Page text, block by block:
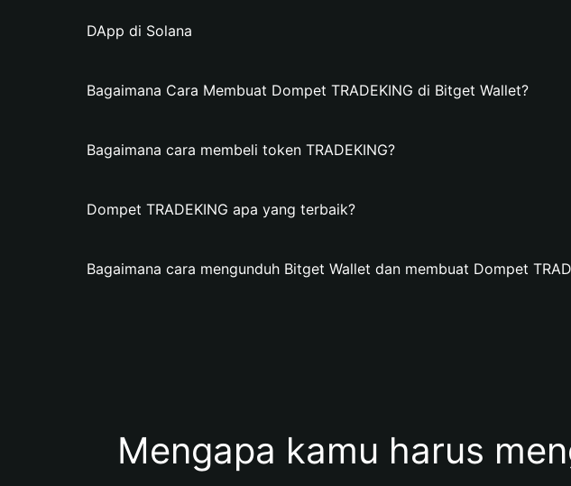
DApp di Solana
Bagaimana Cara Membuat Dompet TRADEKING di Bitget Wallet?
Bagaimana cara membeli token TRADEKING?
Dompet TRADEKING apa yang terbaik?
Bagaimana cara mengunduh Bitget Wallet dan membuat Dompet
Mengapa kamu harus